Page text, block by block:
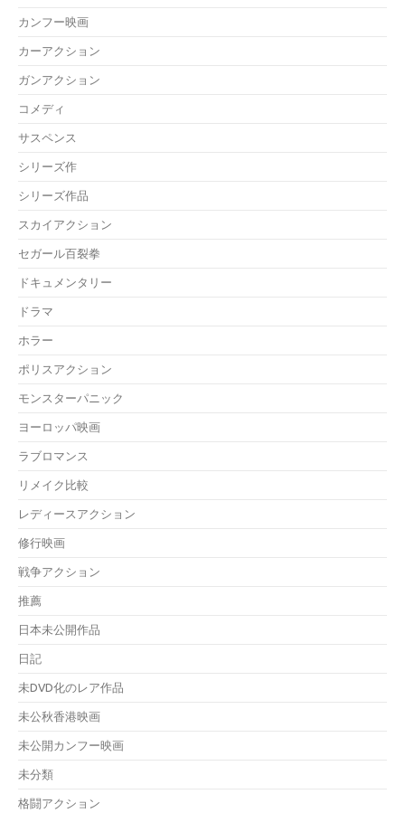
カンフー映画
カーアクション
ガンアクション
コメディ
サスペンス
シリーズ作
シリーズ作品
スカイアクション
セガール百裂拳
ドキュメンタリー
ドラマ
ホラー
ポリスアクション
モンスターパニック
ヨーロッパ映画
ラブロマンス
リメイク比較
レディースアクション
修行映画
戦争アクション
推薦
日本未公開作品
日記
未DVD化のレア作品
未公秋香港映画
未公開カンフー映画
未分類
格闘アクション